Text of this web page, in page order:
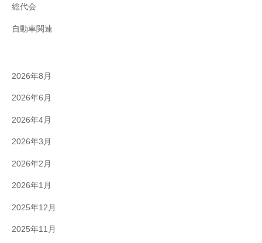
総代会
自動車関連
2026年8月
2026年6月
2026年4月
2026年3月
2026年2月
2026年1月
2025年12月
2025年11月